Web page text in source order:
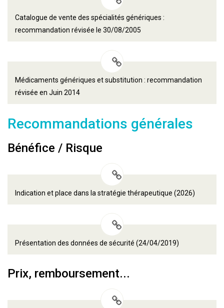
Catalogue de vente des spécialités génériques :
recommandation révisée le 30/08/2005
Médicaments génériques et substitution : recommandation
révisée en Juin 2014
Recommandations générales
Bénéfice / Risque
Indication et place dans la stratégie thérapeutique (2026)
Présentation des données de sécurité (24/04/2019)
Prix, remboursement...